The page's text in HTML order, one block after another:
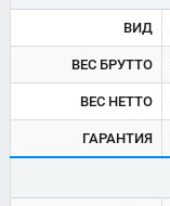
ВИД
ВЕС БРУТТО
ВЕС НЕТТО
ГАРАНТИЯ